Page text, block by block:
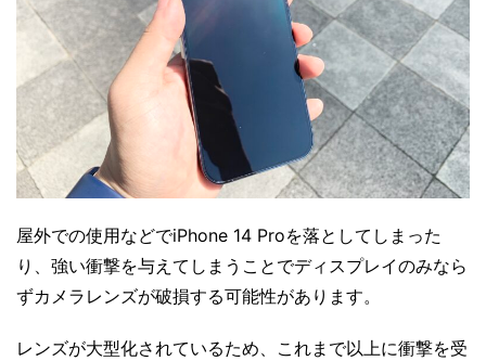
屋外での使用などでiPhone 14 Proを落としてしまった
り、強い衝撃を与えてしまうことでディスプレイのみなら
ずカメラレンズが破損する可能性があります。
レンズが大型化されているため、これまで以上に衝撃を受